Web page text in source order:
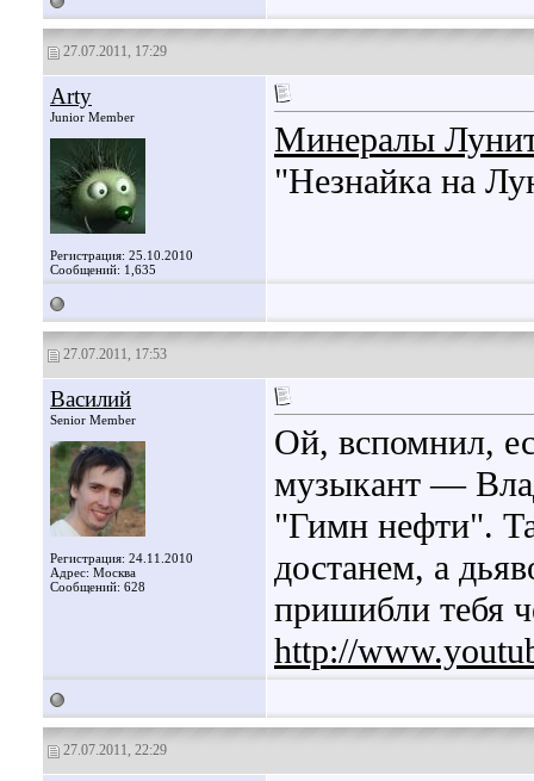
27.07.2011, 17:29
Arty
Junior Member
Регистрация: 25.10.2010
Сообщений: 1,635
Минералы
"Незнайка на
27.07.2011, 17:53
Василий
Senior Member
Регистрация: 24.11.2010
Адрес: Москва
Сообщений: 628
Ой, вспомнил,
музыкант —
"Гимн нефти".
достанем, а
пришибли тебя
http://
27.07.2011, 22:29